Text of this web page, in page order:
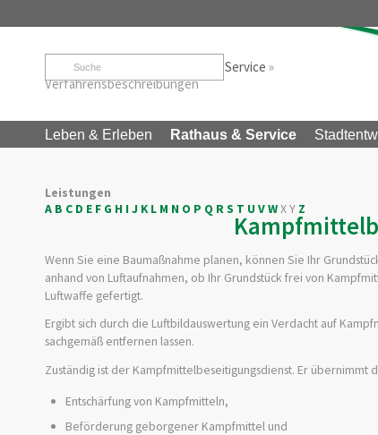
Startseite Service »
Verfahrensbeschreibungen
Leben & Erleben Rathaus & Service
Leistungen
A B C D E F G H I J K L M N O P Q RS T U VWXY Z
Wenn Sie eine Baumaßnahme planen, können Sie Ihr
anhand von Luftaufnahmen, ob Ihr Grundstück frei von
Luftwaffe gefertigt.
Ergibt sich durch die Luftbildauswertung ein Verdacht auf
sachgemäß entfernen lassen.
Zuständig ist der Kampfmittelbeseitigungsdienst. Er übernimmt
Entschärfung von Kampfmitteln,
Beförderung geborgener Kampfmittel und